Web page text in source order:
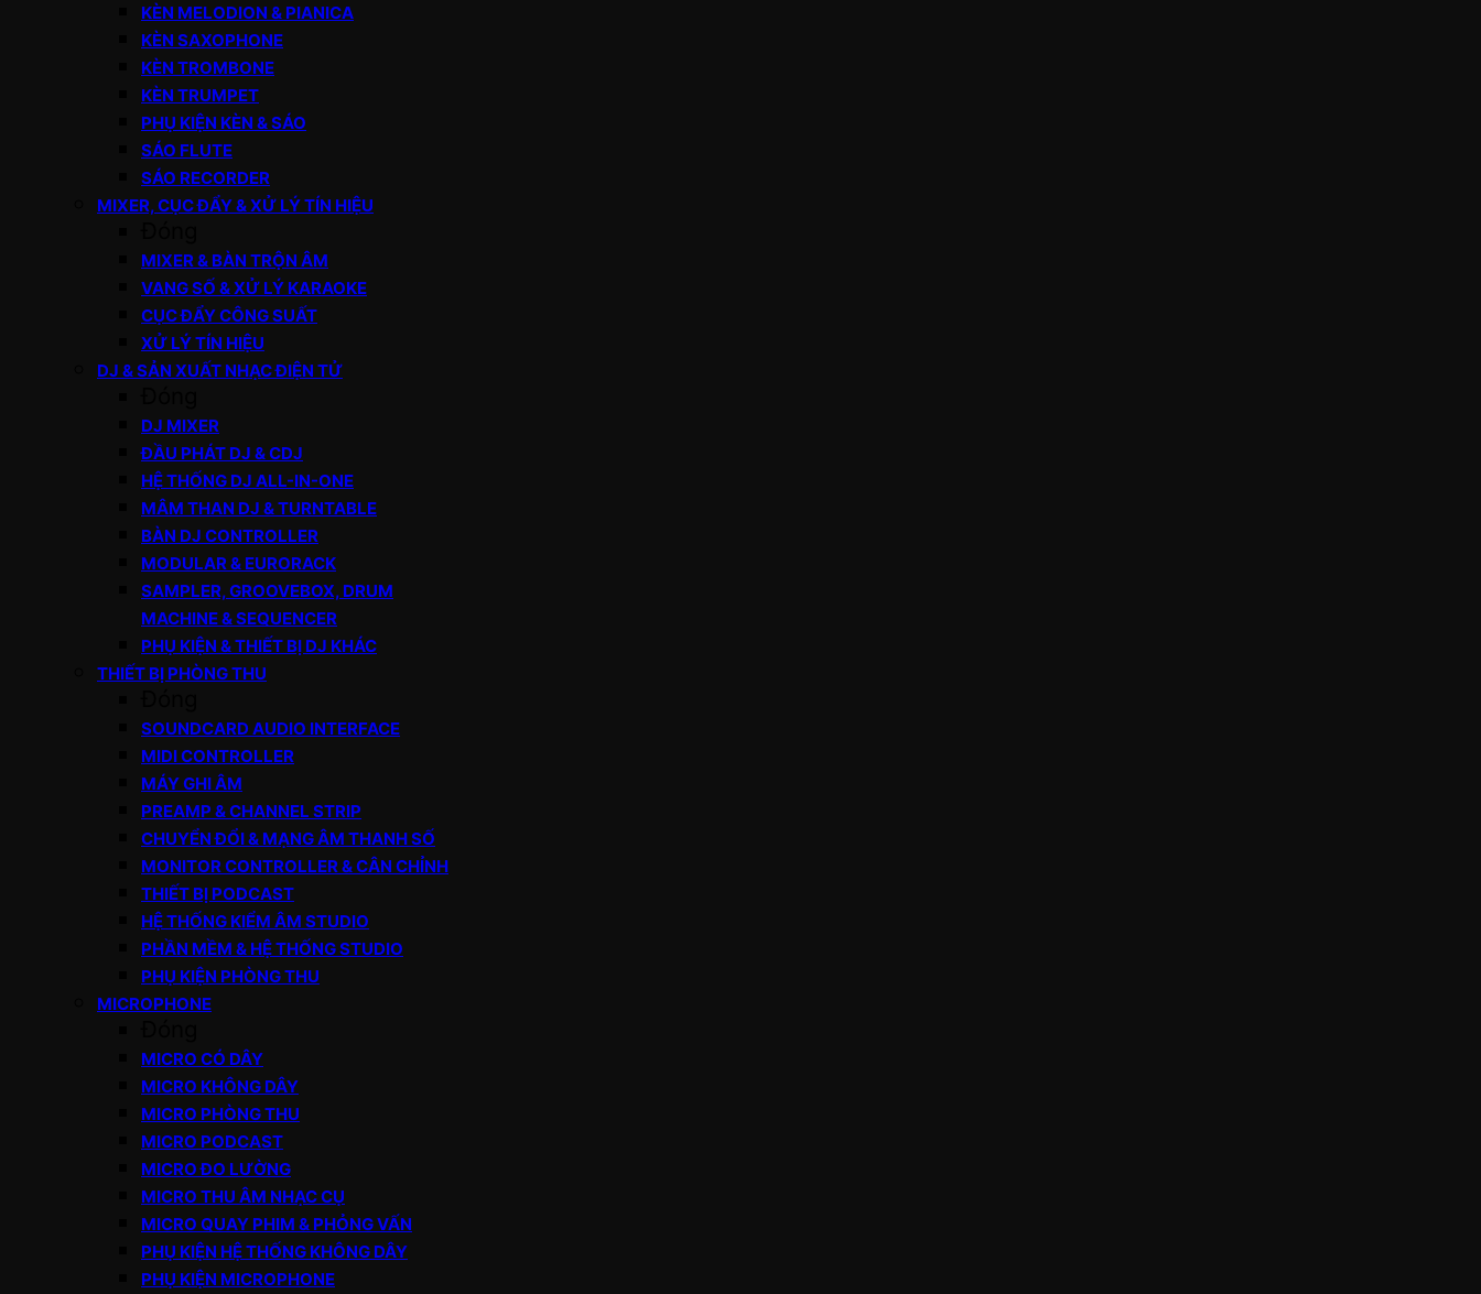
KÈN MELODION & PIANICA
KÈN SAXOPHONE
KÈN TROMBONE
KÈN TRUMPET
PHỤ KIỆN KÈN & SÁO
SÁO FLUTE
SÁO RECORDER
MIXER, CỤC ĐẨY & XỬ LÝ TÍN HIỆU
MIXER & BÀN TRỘN ÂM
VANG SỐ & XỬ LÝ KARAOKE
CỤC ĐẨY CÔNG SUẤT
XỬ LÝ TÍN HIỆU
DJ & SẢN XUẤT NHẠC ĐIỆN TỬ
DJ MIXER
ĐẦU PHÁT DJ & CDJ
HỆ THỐNG DJ ALL-IN-ONE
MÂM THAN DJ & TURNTABLE
BÀN DJ CONTROLLER
MODULAR & EURORACK
SAMPLER, GROOVEBOX, DRUM
MACHINE & SEQUENCER
PHỤ KIỆN & THIẾT BỊ DJ KHÁC
THIẾT BỊ PHÒNG THU
SOUNDCARD AUDIO INTERFACE
MIDI CONTROLLER
MÁY GHI ÂM
PREAMP & CHANNEL STRIP
CHUYỂN ĐỔI & MẠNG ÂM THANH SỐ
MONITOR CONTROLLER & CÂN CHỈNH
THIẾT BỊ PODCAST
HỆ THỐNG KIỂM ÂM STUDIO
PHẦN MỀM & HỆ THỐNG STUDIO
PHỤ KIỆN PHÒNG THU
MICROPHONE
MICRO CÓ DÂY
MICRO KHÔNG DÂY
MICRO PHÒNG THU
MICRO PODCAST
MICRO ĐO LƯỜNG
MICRO THU ÂM NHẠC CỤ
MICRO QUAY PHIM & PHỎNG VẤN
PHỤ KIỆN HỆ THỐNG KHÔNG DÂY
PHỤ KIỆN MICROPHONE